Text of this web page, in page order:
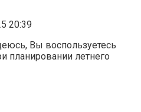
20:39
Вы воспользуетесь
планировании летнего